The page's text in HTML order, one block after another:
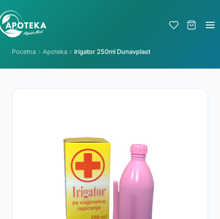
Pocetna Apoteka Irigator 250ml Dunavplast